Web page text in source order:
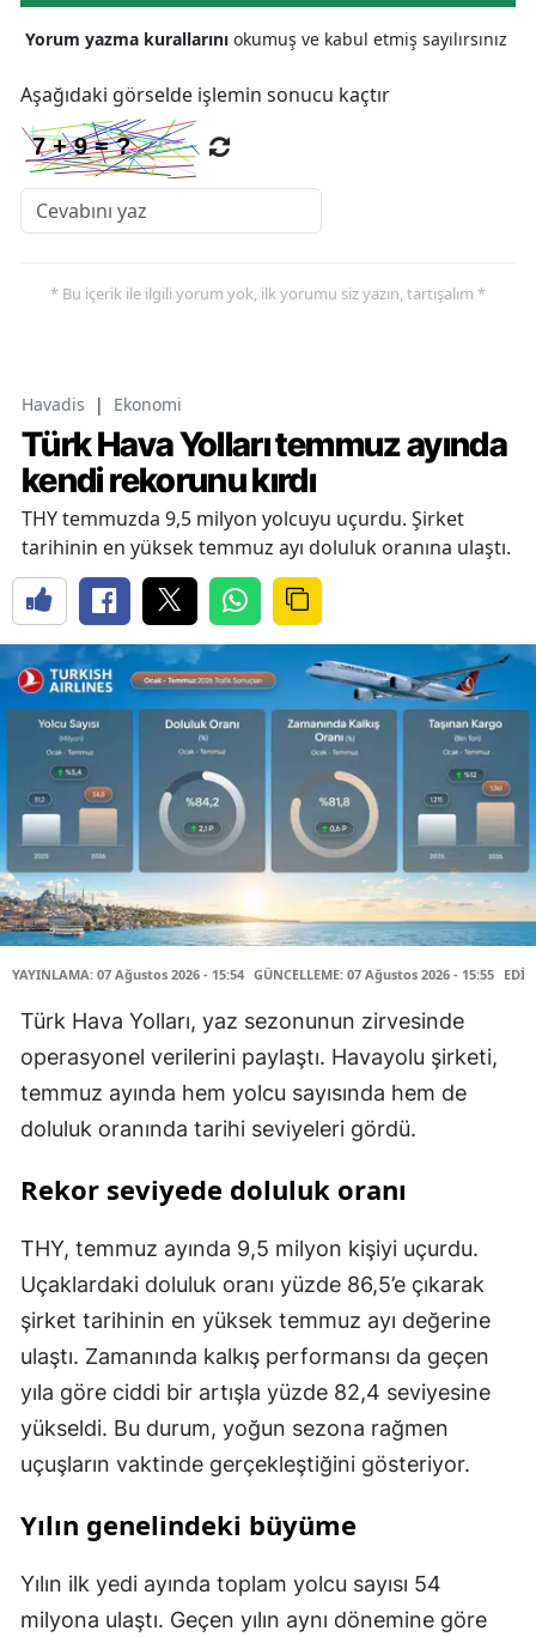
Yorum yazma kurallarını okumuş ve kabul etmiş sayılırsınız
Aşağıdaki görselde işlemin sonucu kaçtır
* Bu içerik ile ilgili yorum yok, ilk yorumu siz yazın, tartışalım *
Havadis | Ekonomi
Türk Hava Yolları temmuz ayında
kendi rekorunu kırdı
THY temmuzda 9,5 milyon yolcuyu uçurdu. Şirket
tarihinin en yüksek temmuz ayı doluluk oranına ulaştı.
YAYINLAMA: 07 Ağustos 2026 - 15:54 GÜNCELLEME: 07 Ağustos 2026 - 15:55
Türk Hava Yolları, yaz sezonunun zirvesinde
operasyonel verilerini paylaştı. Havayolu şirketi,
temmuz ayında hem yolcu sayısında hem de
doluluk oranında tarihi seviyeleri gördü.
Rekor seviyede doluluk oranı
THY, temmuz ayında 9,5 milyon kişiyi uçurdu.
Uçaklardaki doluluk oranı yüzde 86,5’e çıkarak
şirket tarihinin en yüksek temmuz ayı değerine
ulaştı. Zamanında kalkış performansı da geçen
yıla göre ciddi bir artışla yüzde 82,4 seviyesine
yükseldi. Bu durum, yoğun sezona rağmen
uçuşların vaktinde gerçekleştiğini gösteriyor.
Yılın genelindeki büyüme
Yılın ilk yedi ayında toplam yolcu sayısı 54
milyona ulaştı. Geçen yılın aynı dönemine göre